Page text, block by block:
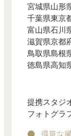
宮城県山形
千葉県東京
富山県石川
滋賀県京都
鳥取県島根
徳島県高知
提携スタジ
フォトグラ
得意な